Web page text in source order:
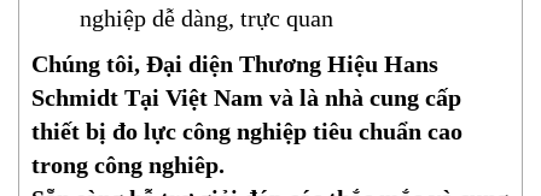
nghiệp dễ dàng, trực quan
Chúng tôi, Đại diện Thương Hiệu Hans
Schmidt Tại Việt Nam và là nhà cung cấp
thiết bị đo lực công nghiệp tiêu chuẩn cao
trong công nghiêp.